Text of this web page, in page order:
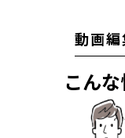
動画
こん